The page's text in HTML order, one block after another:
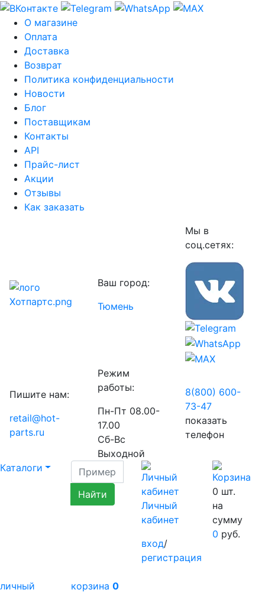
О магазине
Оплата
Доставка
Возврат
Политика конфиденциальности
Новости
Блог
Поставщикам
Контакты
API
Прайс-лист
Акции
Отзывы
Как заказать
Ваш город:
Тюмень
Мы в
соц.сетях:
Пишите нам:
retail@hot-
parts.ru
Режим
работы:
Пн-Пт 08.00-
17.00
Сб-Вс
Выходной
8(800) 600-
73-47
показать
телефон
Каталоги
Личный
кабинет
вход/
регистрация
0 шт.
на
сумму
0 руб.
личный
корзина 0